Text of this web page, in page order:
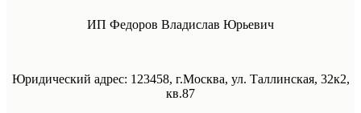
ИП Федоров Владислав Юрьевич
Юридический адрес: 123458, г.Москва, ул. Таллинская, 32к2,
кв.87